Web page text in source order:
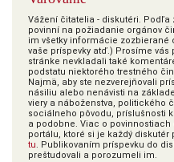
Vážení čitatelia - diskutéri. Podľa
povinní na požiadanie orgánov
im všetky informácie zozbierané
vaše príspevky atď.) Prosíme
stránke nevkladali také
podstatu niektorého trestného
Najmä, aby ste nezverejňovali
násiliu alebo nenávisti na
viery a náboženstva, politického
sociálneho pôvodu, príslušnosti
a podobne. Viac o
portálu, ktoré si je každý
tu. Publikovaním príspevku do
preštudovali a porozumeli im.